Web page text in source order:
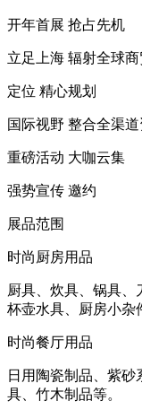
开年首展 抢占先机
立足上海 辐射全球商
定位 精心规划
国际视野 整合全渠
重磅活动 大咖云集
强势宣传 邀约
展品范围
时尚厨房用品
厨具、炊具、锅具、
杯壶水具、厨房小杂
时尚餐厅用品
日用陶瓷制品、紫
具、竹木制品等。